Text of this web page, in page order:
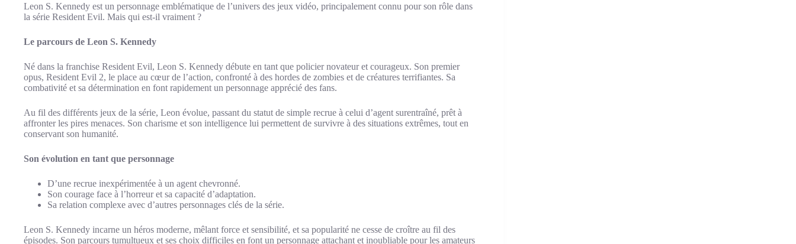
Leon S. Kennedy est un personnage emblématique de l’univers des jeux vidéo, principalement connu pour son rôle dans
la série Resident Evil. Mais qui est-il vraiment ?
Le parcours de Leon S. Kennedy
Né dans la franchise Resident Evil, Leon S. Kennedy débute en tant que policier novateur et courageux. Son premier
opus, Resident Evil 2, le place au cœur de l’action, confronté à des hordes de zombies et de créatures terrifiantes. Sa
combativité et sa détermination en font rapidement un personnage apprécié des fans.
Au fil des différents jeux de la série, Leon évolue, passant du statut de simple recrue à celui d’agent surentraîné, prêt à
affronter les pires menaces. Son charisme et son intelligence lui permettent de survivre à des situations extrêmes, tout en
conservant son humanité.
Son évolution en tant que personnage
D’une recrue inexpérimentée à un agent chevronné.
Son courage face à l’horreur et sa capacité d’adaptation.
Sa relation complexe avec d’autres personnages clés de la série.
Leon S. Kennedy incarne un héros moderne, mêlant force et sensibilité, et sa popularité ne cesse de croître au fil des
épisodes. Son parcours tumultueux et ses choix difficiles en font un personnage attachant et inoubliable pour les amateurs